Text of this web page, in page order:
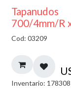
Tapanudos
700/4mm/R
Cod: 03209
Inventario: 178308